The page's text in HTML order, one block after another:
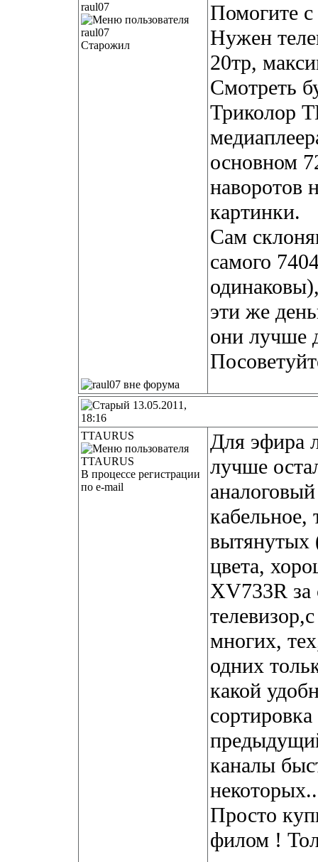
raul07
Старожил
Помогите
Нужен
20тр,
Смотреть
Триколор
основном
наворотов
картинки.
Сам
самого
эти же
они лучше
13.05.2011,
18:16
TTAURUS
В процессе регистрации
по e-mail
Для эфира
лучше
кабельное,
цвета,
XV733R за
многих,
одних
какой
каналы
Просто
филом !